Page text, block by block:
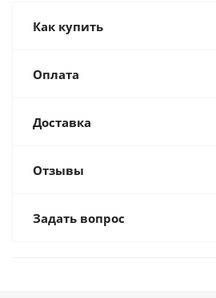
Как купить
Оплата
Доставка
Отзывы
Задать вопрос